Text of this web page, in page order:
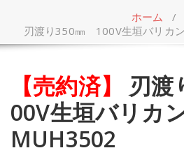
ホーム /
刃渡り350㎜ 100V生垣バリ
【売約済】
刃
00V生垣バリ
MUH3502